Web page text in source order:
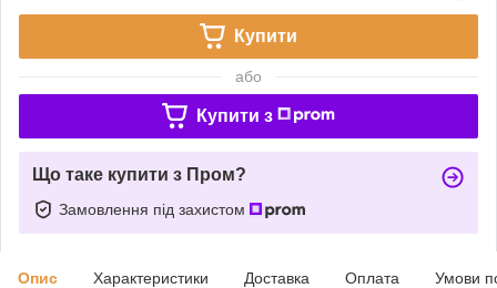
Купити
або
Купити з
Що таке купити з Пром?
Замовлення під захистом
Опис Характеристики Доставка Оплата Умови